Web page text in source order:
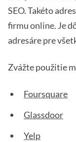
SEO. Takéto
firmu online. Je
adresáre pre
Zvážte použitie
Foursquare
Glassdoor
Yelp